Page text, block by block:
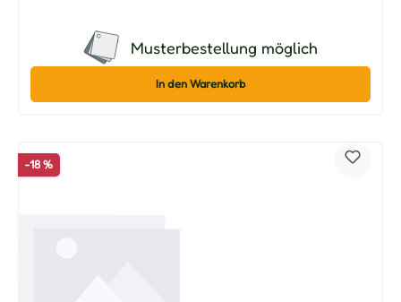
Musterbestellung möglich
In den Warenkorb
-18 %